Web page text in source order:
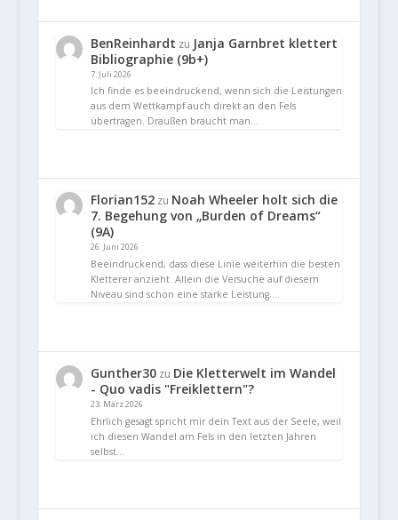
BenReinhardt zu Janja Garnbret klettert
Bibliographie (9b+)
7. Juli 2026
Ich finde es beeindruckend, wenn sich die Leistungen
aus dem Wettkampf auch direkt an den Fels
übertragen. Draußen braucht man…
Florian152zu Noah Wheeler holt sich die
7. Begehung von „Burden of Dreams“
(9A)
26. Juni 2026
Beeindruckend, dass diese Linie weiterhin die besten
Kletterer anzieht. Allein die Versuche auf diesem
Niveau sind schon eine starke Leistung.…
Gunther30zu Die Kletterwelt im Wandel
- Quo vadis "Freiklettern"?
23. März 2026
Ehrlich gesagt spricht mir dein Text aus der Seele, weil
ich diesen Wandel am Fels in den letzten Jahren
selbst…